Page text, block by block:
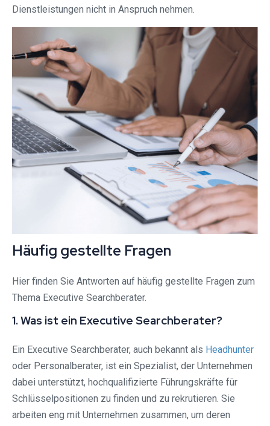
Dienstleistungen nicht in Anspruch nehmen.
Häufig gestellte Fragen
Hier finden Sie Antworten auf häufig gestellte Fragen zum
Thema Executive Searchberater.
1. Was ist ein Executive Searchberater?
Ein Executive Searchberater, auch bekannt als Headhunter
oder Personalberater, ist ein Spezialist, der Unternehmen
dabei unterstützt, hochqualifizierte Führungskräfte für
Schlüsselpositionen zu finden und zu rekrutieren. Sie
arbeiten eng mit Unternehmen zusammen, um deren